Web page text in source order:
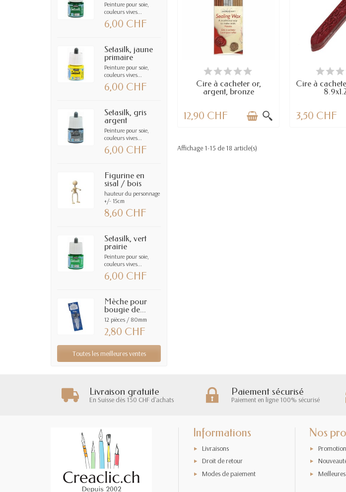
Peinture pour soie,
couleurs vives...
6,00 CHF
Setasilk, jaune
primaire
Peinture pour soie,
couleurs vives...
6,00 CHF
Setasilk, gris
argent
Peinture pour soie,
couleurs vives...
6,00 CHF
Figurine en
sisal / bois
hauteur du personnage
+/- 15cm
8,60 CHF
Setasilk, vert
prairie
Peinture pour soie,
couleurs vives...
6,00 CHF
Mèche pour
bougie de...
12 pièces / 80mm
2,80 CHF
Toutes les meilleures ventes
EN STOCK
Cire à cacheter or,
argent, bronze
12,90 CHF
DERNIERS
Cire à
3,50 CHF
Affichage 1-15 de 18 article(s)
Livraison gratuite
En Suisse dès 150 CHF d'achats
Paiement sécurisé
Paiement en ligne 100% sécurisé
Informations
Livraisons
Droit de retour
Modes de paiement
Nos